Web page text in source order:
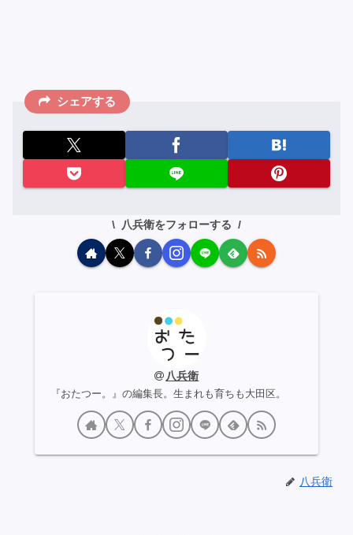
シェアする
八兵衛をフォローする
八兵衛
『おたつー。』の編集長。生まれも育ちも大田区。
八兵衛